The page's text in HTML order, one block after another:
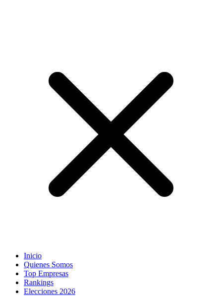
Inicio
Quienes Somos
Top Empresas
Rankings
Elecciones 2026